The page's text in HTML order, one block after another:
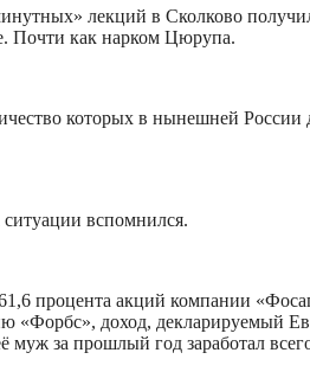
лекций в Сколково
Почти как нарком Цюрупа.
которых в нынешней России
вспомнился.
процента акций компании
«Форбс», доход, декларируемый
за прошлый год заработал